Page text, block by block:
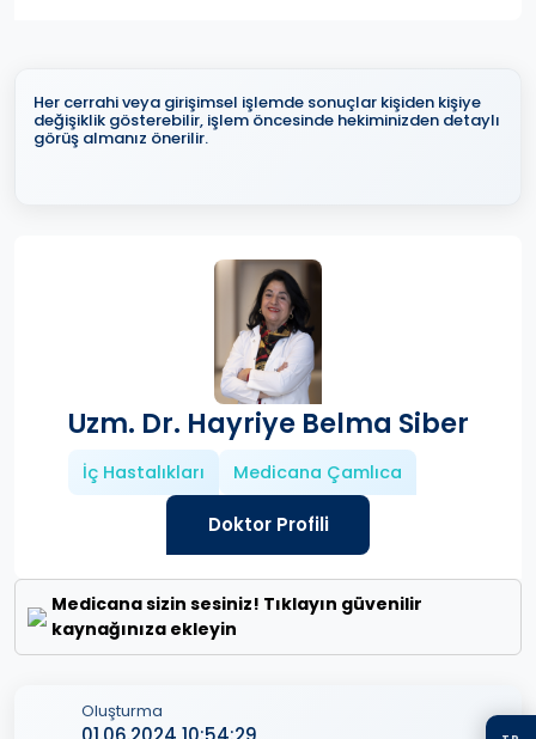
Her cerrahi veya girişimsel işlemde sonuçlar kişiden kişiye
değişiklik gösterebilir, işlem öncesinde hekiminizden detaylı
görüş almanız önerilir.
Uzm. Dr. Hayriye Belma Siber
İç Hastalıkları Medicana Çamlıca
Doktor Profili
Medicana sizin sesiniz! Tıklayın güvenilir
kaynağınıza ekleyin
Oluşturma